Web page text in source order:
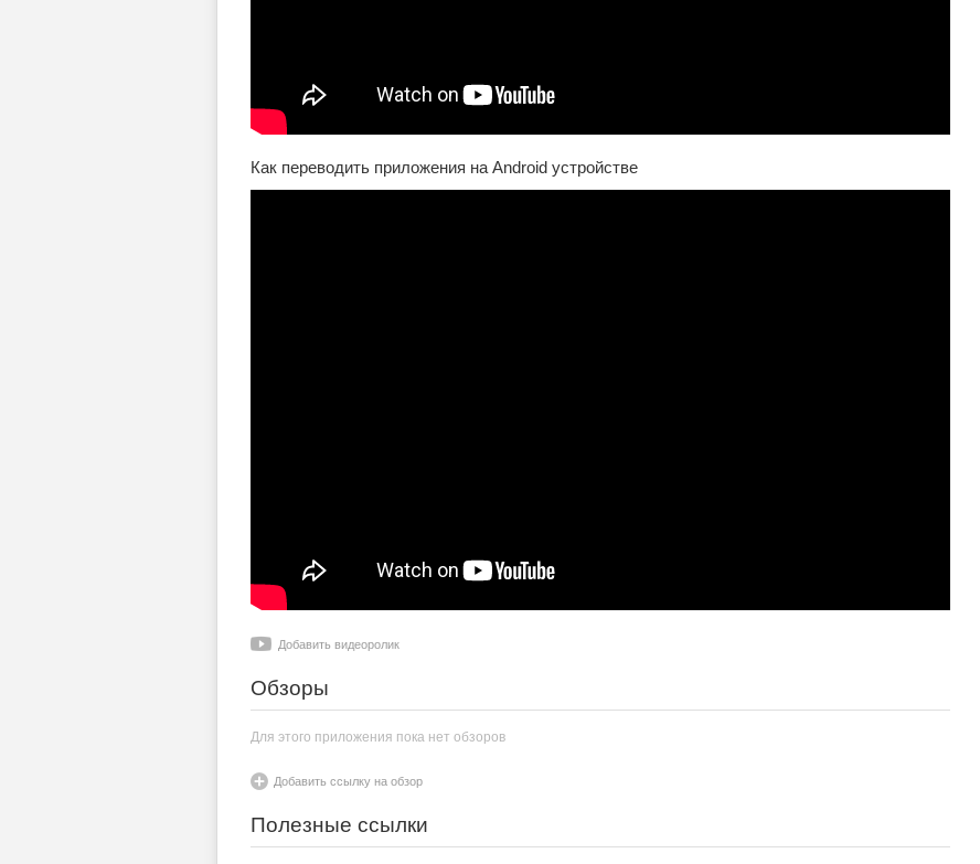
Как переводить приложения на Android устройстве
Добавить видеоролик
Обзоры
Для этого приложения пока нет обзоров
Добавить ссылку на обзор
Полезные ссылки